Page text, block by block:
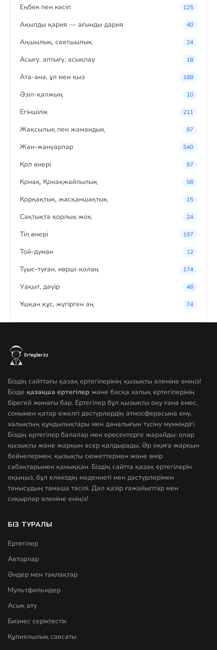
Eңбек пен кәсіп 125
Ақылды қария — ағынды дария 40
Аңшылық, саятшылық 24
Асығу, аптығу, асықпау 18
Ата-ана, ұл мен қыз 188
Әзіл-қалжың 10
Егіншілік 211
Жақсылық пен жамандық 87
Жан-жануарлар 540
Қол өнері 97
Қонақ, Қонақжайлылық 58
Қорқақтық, жасқаншақтық 15
Сақтықта қорлық жоқ 24
Тіл өнері 197
Той-думан 12
Туыс-туған, көрші-қолаң 174
Уақыт, дәуір 48
Ұшқан құс, жүгірген аң 74
Біздің сайттағы қазақ ертегілерінің қызықты әлеміне еніңіз!
Бізде қазақша ертегілер және басқа халық ертегілерінің
бірегей жинағы бар. Ертегілер бұл қызықты оқу ғана емес,
сонымен қатар ежелгі дәстүрлердің атмосферасына ену,
халықтың құндылықтары мен даналығын түсіну мүмкіндігі.
Біздің ертегілер балалар мен ересектерге жарайды: олар
қызықты және жарқын әсер қалдырады. Әр оқиға жарқын
бейнелермен, қызықты сюжеттермен және өмір
сабақтарымен қаныққан. Біздің сайтта қазақ ертегілерін
оқыңыз, бұл еліміздің мәдениеті мен дәстүрлерімен
танысудың тамаша тәсілі. Дәл қазір ғажайыптар мен
сиқырлар әлеміне еніңіз!
БІЗ ТУРАЛЫ
Ертегілер
Авторлар
Әндер мен тақпақтар
Мультфильмдер
Асық ату
Бизнес серіктестік
Құпиялылық саясаты